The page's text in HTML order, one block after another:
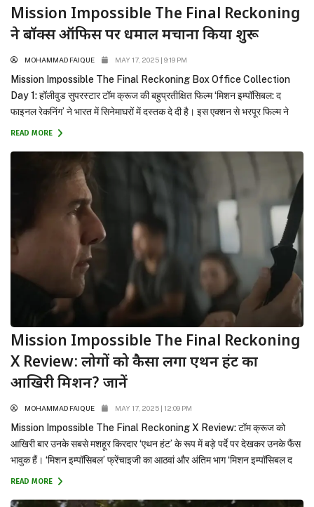
Mission Impossible The Final Reckoning
ने बॉक्स ऑफिस पर धमाल मचाना किया शुरू
MOHAMMAD FAIQUE MAY 17, 2025 | 9:19 PM
Mission Impossible The Final Reckoning Box Office Collection
Day 1: हॉलीवुड सुपरस्टार टॉम क्रूज की बहुप्रतीक्षित फिल्म ‘मिशन इम्पॉसिबल: द
फाइनल रेकनिंग’ ने भारत में सिनेमाघरों में दस्तक दे दी है। इस एक्शन से भरपूर फिल्म ने
सुबह के शो के शुरुआती आंकड़ों ने ही साबित कर दिया कि भारतीय दर्शक इस फ्रेंचाइजी के
READ MORE
Mission Impossible The Final Reckoning
X Review: लोगों को कैसा लगा एथन हंट का
आखिरी मिशन? जानें
MOHAMMAD FAIQUE MAY 17, 2025 | 12:09 PM
Mission Impossible The Final Reckoning X Review: टॉम क्रूज को
आखिरी बार उनके सबसे मशहूर किरदार ‘एथन हंट’ के रूप में बड़े पर्दे पर देखकर उनके फैंस
भावुक हैं। ‘मिशन इम्पॉसिबल’ फ्रेंचाइजी का आठवां और अंतिम भाग ‘मिशन इम्पॉसिबल द
फाइनल रेकनिंग’ आज यानी 17 मई 2025 को भारत के सिनेमाघरों में रिलीज हो चुका...
READ MORE